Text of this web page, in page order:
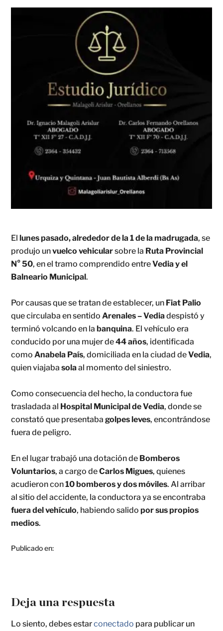
Ellunes pasado, alrededor de la 1 de la madrugada, se
produjo unvuelco vehicularsobre la Ruta Provincial
N° 50, en el tramo comprendido entreVedia y el
Balneario Municipal.
Por causas que se tratan de establecer, un Fiat Palio
que circulaba en sentido Arenales – Vediadespistó y
terminó volcando en labanquina. El vehículo era
conducido por una mujer de44 años, identificada
como Anabela País, domiciliada en la ciudad deVedia,
quien viajabasolaal momento del siniestro.
Como consecuencia del hecho, la conductora fue
trasladada al Hospital Municipal de Vedia, donde se
constató que presentabagolpes leves, encontrándose
fuera de peligro.
En el lugar trabajó una dotación de Bomberos
Voluntarios, a cargo deCarlos Migues, quienes
acudieron con10 bomberos y dos móviles. Al arribar
al sitio del accidente, la conductora ya se encontraba
fuera del vehículo, habiendo salidopor sus propios
medios.
Publicado en:
Deja una respuesta
Lo siento, debes estarconectado para publicar un